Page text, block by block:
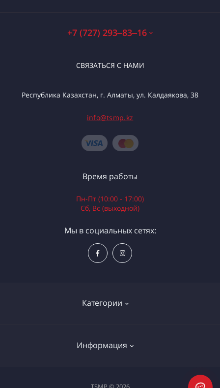
+7 (727) 293‒83‒16
СВЯЗАТЬСЯ С НАМИ
Республика Казахстан, г. Алматы, ул. Калдаякова, 38
info@tsmp.kz
Категории
Электроинструменты
Информация
Доставка и оплата
Время работы
Пн-Пт (10:00 - 17:00)
Сб, Вс (выходной)
Мы в социальных сетях: